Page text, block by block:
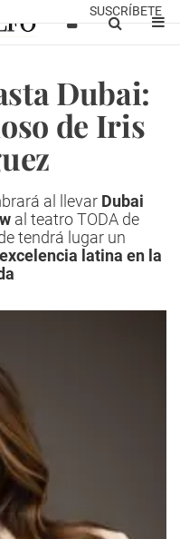
SUSCRÍBETE
Dubai:
de Iris
al llevarDubai
al teatro TODA de
tendrá lugar un
excelencia latina en la